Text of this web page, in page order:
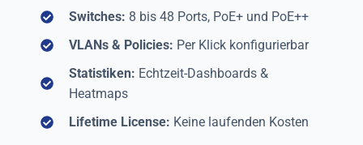
Switches: 8 bis 48 Ports, PoE+ und PoE++
VLANs & Policies: Per Klick konfigurierbar
Statistiken: Echtzeit-Dashboards &
Heatmaps
Lifetime License: Keine laufenden Kosten